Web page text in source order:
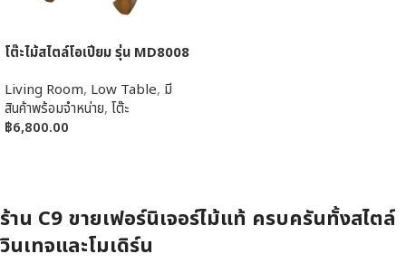
โต๊ะไม้สไตล์โอเปียม รุ่น MD8008
Living Room, Low Table, มี
สินค้าพร้อมจำหน่าย, โต๊ะ
฿6,800.00
ร้าน C9 ขายเฟอร์นิเจอร์ไม้แท้ ครบครันทั้งสไตล์
วินเทจและโมเดิร์น